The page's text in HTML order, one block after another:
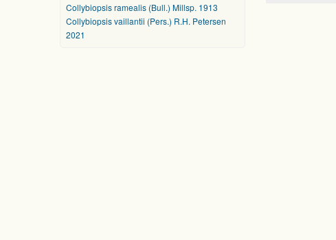
Collybiopsis ramealis (Bull.) Millsp. 1913
Collybiopsis vaillantii (Pers.) R.H. Petersen
2021